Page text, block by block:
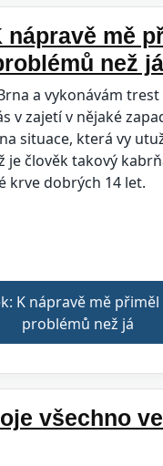
nápravě mě
než já
a vykonávám
v zajetí v nějaké
situace, která vy
je člověk takový
krve dobrých 14 let.
K nápravě mě
problémů než já
všechno